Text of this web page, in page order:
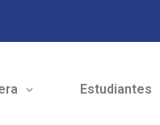
Estudiantes